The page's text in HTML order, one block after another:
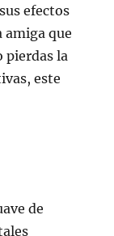
efectos
amiga que
pierdas la
este
de